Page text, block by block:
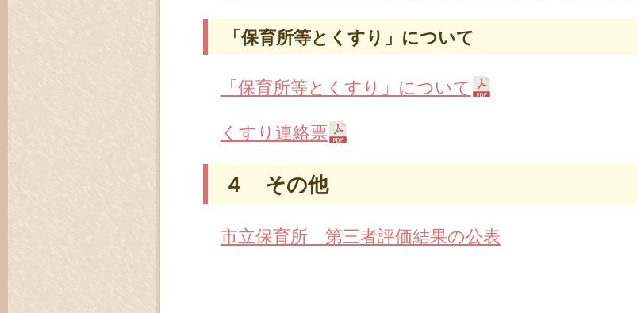
「保育所等とくすり」について
「保育所等とくすり」について
くすり連絡票
４ その他
市立保育所 第三者評価結果の公表